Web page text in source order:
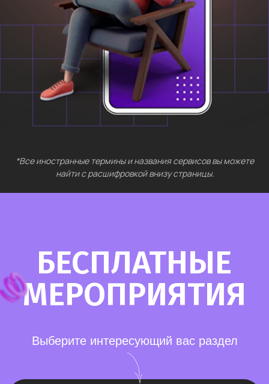
БЕСПЛАТНЫЕ
МЕРОПРИЯТИЯ
Выберите интересующий вас раздел
в мир нейросетей. Основные принципы,
полезные рекомендации и советы по работе
с нейросетями для тех, кто делает первые
шаги в области ИИ.
Нейросети для разработки и IT—
глубокого анализа данных, разработки
автономных систем.
Нейросети для профессий вне IT
инструменты для автоматизации, анализа
Нейросети 28
IT-профессии 16
Естественный интеллект 1
Высшее образование 2